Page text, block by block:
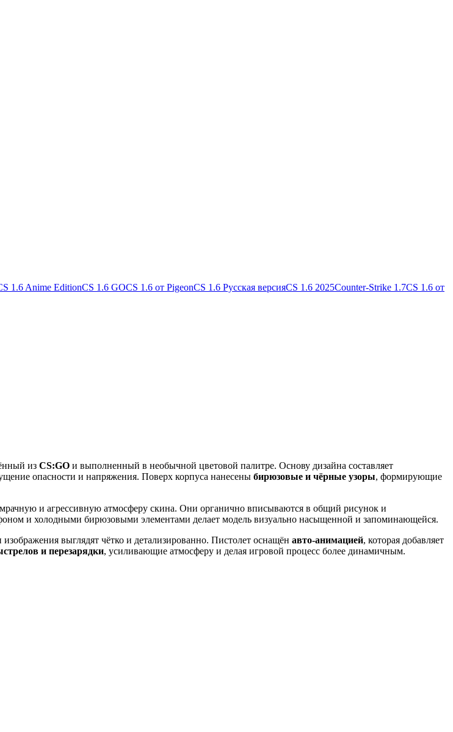
1.6 Anime EditionCS 1.6 GOCS 1.6 от PigeonCS 1.6 Русская версияCS 1.6 2025Counter-Strike 1.7CS 1.6 от
из CS:GO и выполненный в необычной цветовой палитре. Основу дизайна составляет
опасности и напряжения. Поверх корпуса нанесены бирюзовые и чёрные узоры, формирующие
и агрессивную атмосферу скина. Они органично вписываются в общий рисунок и
и холодными бирюзовыми элементами делает модель визуально насыщенной и запоминающейся.
выглядят чётко и детализированно. Пистолет оснащён авто-анимацией, которая добавляет
и перезарядки, усиливающие атмосферу и делая игровой процесс более динамичным.